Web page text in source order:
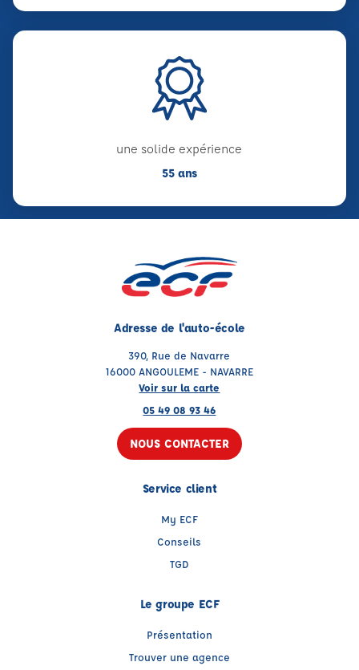
une solide expérience
55 ans
Adresse de l'auto-école
390, Rue de Navarre
16000 ANGOULEME - NAVARRE
Voir sur la carte
05 49 08 93 46
NOUS CONTACTER
Service client
My ECF
Conseils
TGD
Le groupe ECF
Présentation
Trouver une agence